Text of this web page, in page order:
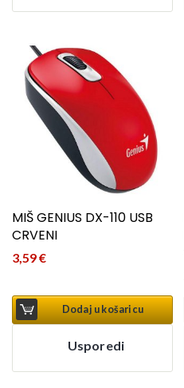
MIŠ GENIUS DX-110 USB
CRVENI
3,59€
Dodaj u košaricu
Usporedi